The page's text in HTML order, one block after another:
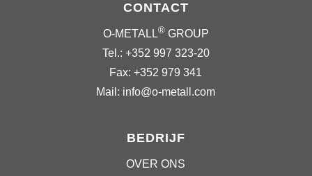
CONTACT
O-METALL®GROUP
Tel.: +352 997 323-20
Fax: +352 979 341
Mail: info@o-metall.com
BEDRIJF
OVER ONS